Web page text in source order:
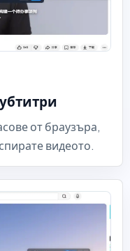
от браузъра,
видеото.